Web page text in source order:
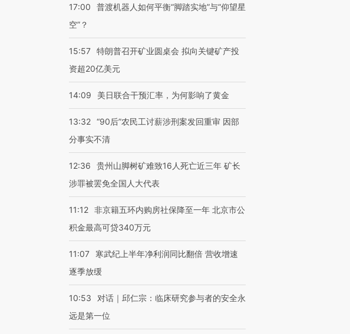
17:00
普渡机器人如何平衡“脚踏实地”与“仰望星
空”？
15:57 特朗普召开矿业圆桌会 拟向关键矿产投
资超20亿美元
14:09 美日联合干预汇率，为何影响了黄金
13:32 “90后”农民工讨薪涉刑案发回重审 因部
分事实不清
12:36
贵州山脚树矿难致16人死亡近三年 矿长
涉罪被罢免全国人大代表
11:12 非京籍五环内购房社保降至一年 北京市公
积金最高可贷340万元
11:07
寒武纪上半年净利润同比翻倍 营收增速
逐季放缓
10:53
对话｜邱仁宗：临床研究参与者的安全永
远是第一位